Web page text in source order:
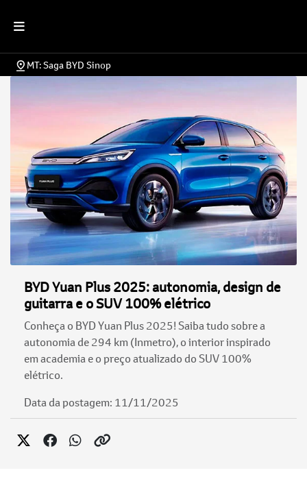
MT: Saga BYD Sinop
BYD Yuan Plus 2025: autonomia, design de
guitarra e o SUV 100% elétrico
Conheça o BYD Yuan Plus 2025! Saiba tudo sobre a
autonomia de 294 km (Inmetro), o interior inspirado
em academia e o preço atualizado do SUV 100%
elétrico.
Data da postagem: 11/11/2025